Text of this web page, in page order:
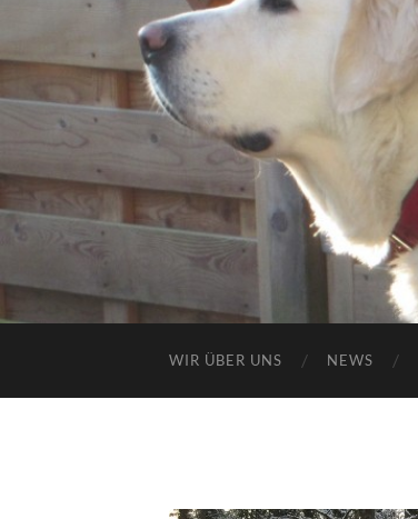
WIR ÜBER UNS NEWS